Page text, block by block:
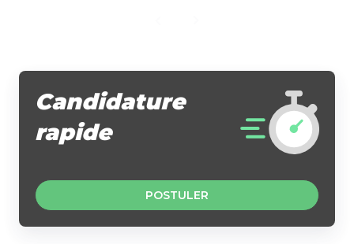
Candidature
rapide
POSTULER